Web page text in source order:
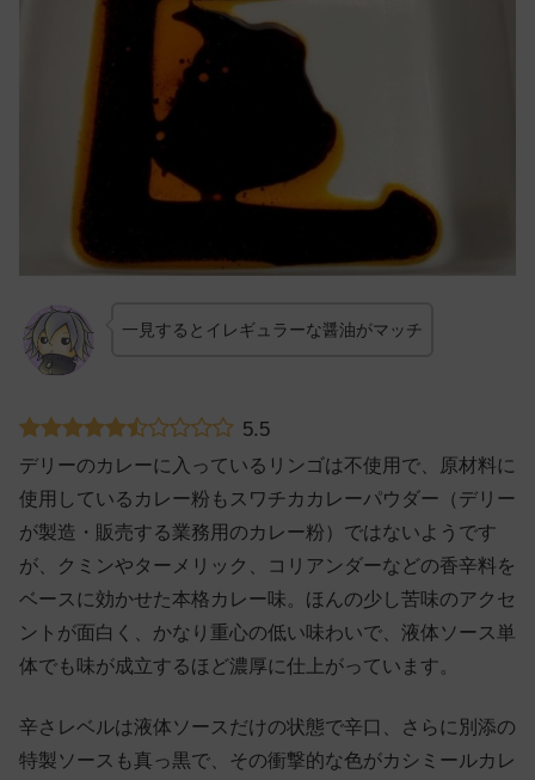
一見するとイレギュラーな醤油がマッチ
5.5
デリーのカレーに入っているリンゴは不使用で、原材料に
使用しているカレー粉もスワチカカレーパウダー（デリー
が製造・販売する業務用のカレー粉）ではないようです
が、クミンやターメリック、コリアンダーなどの香辛料を
ベースに効かせた本格カレー味。ほんの少し苦味のアクセ
ントが面白く、かなり重心の低い味わいで、液体ソース単
体でも味が成立するほど濃厚に仕上がっています。
辛さレベルは液体ソースだけの状態で辛口、さらに別添の
特製ソースも真っ黒で、その衝撃的な色がカシミールカレ